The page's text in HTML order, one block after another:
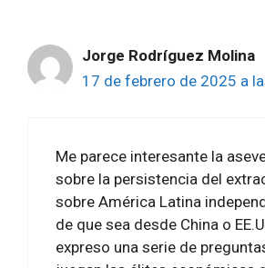
Jorge Rodríguez Molina
17 de febrero de 2025 a
Me parece interesante la
sobre la persistencia del
sobre América Latina
de que sea desde China o
expreso una serie de